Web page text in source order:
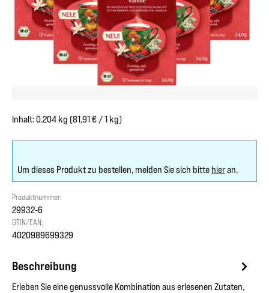
Inhalt:0.204 kg (81,91 € / 1 kg)
Um dieses Produkt zu bestellen, melden Sie sich bitte hieran.
Produktnummer:
29932-6
GTIN/EAN:
4020989699329
Beschreibung
Erleben Sie eine genussvolle Kombination aus erlesenen Zutaten,